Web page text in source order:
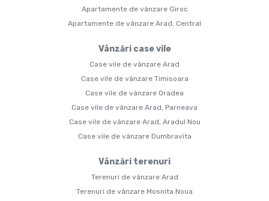
Apartamente de vânzare Giroc
Apartamente de vânzare Arad, Central
Vânzări case vile
Case vile de vânzare Arad
Case vile de vânzare Timisoara
Case vile de vânzare Oradea
Case vile de vânzare Arad, Parneava
Case vile de vânzare Arad, Aradul Nou
Case vile de vânzare Dumbravita
Vânzări terenuri
Terenuri de vânzare Arad
Terenuri de vânzare Mosnita Noua